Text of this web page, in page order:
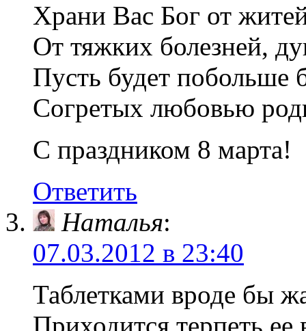
Храни Вас Бог от
От тяжких болезней,
Пусть будет побольше
Согретых любовью
С праздником 8 марта!
Ответить
Наталья:
07.03.2012 в 23:40
Таблетками вроде бы